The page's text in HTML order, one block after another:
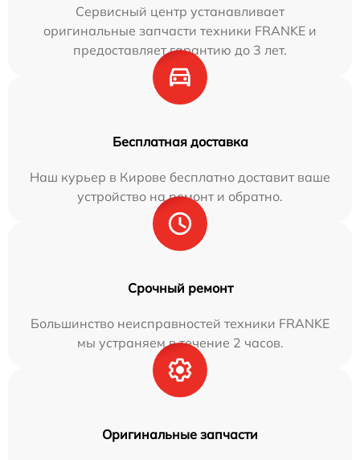
Сервисный центр устанавливает
оригинальные запчасти техники FRANKE и
предоставляет гарантию до 3 лет.
Бесплатная доставка
Наш курьер в Кирове бесплатно доставит ваше
устройство на ремонт и обратно.
Срочный ремонт
Большинство неисправностей техники FRANKE
мы устраняем в течение 2 часов.
Оригинальные запчасти